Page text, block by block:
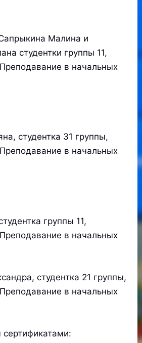
Малина и
студентки группы 11,
в начальных
студентка 31 группы,
в начальных
группы 11,
в начальных
студентка 21 группы,
в начальных